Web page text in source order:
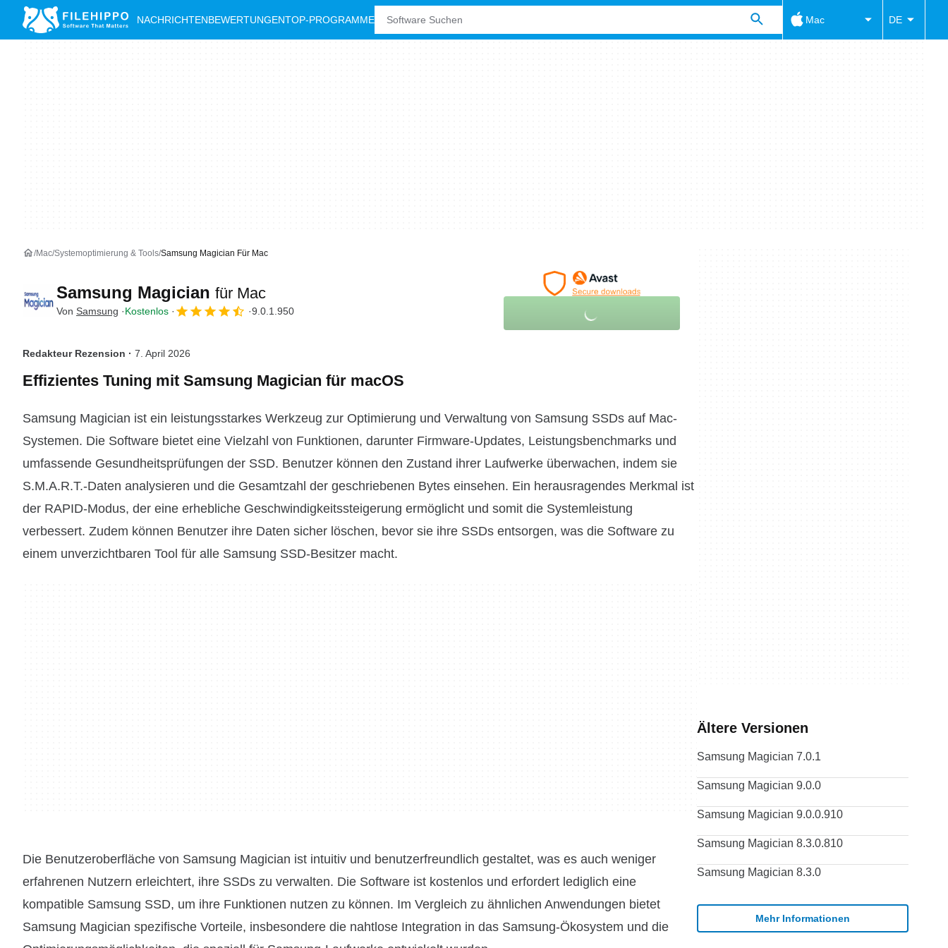
NACHRICHTENBEWERTUNGENTOP-PROGRAMME Mac DE
Mac Systemoptimierung & Tools Samsung Magician Für Mac
Samsung Magician für Mac
Von Samsung Kostenlos 9.0.1.950
Redakteur Rezension · 7. April 2026
Effizientes Tuning mit Samsung Magician für macOS
Samsung Magician ist ein leistungsstarkes Werkzeug zur Optimierung und Verwaltung von Samsung SSDs auf Mac-
Systemen. Die Software bietet eine Vielzahl von Funktionen, darunter Firmware-Updates, Leistungsbenchmarks und
umfassende Gesundheitsprüfungen der SSD. Benutzer können den Zustand ihrer Laufwerke überwachen, indem sie
S.M.A.R.T.-Daten analysieren und die Gesamtzahl der geschriebenen Bytes einsehen. Ein herausragendes Merkmal ist
der RAPID-Modus, der eine erhebliche Geschwindigkeitssteigerung ermöglicht und somit die Systemleistung
verbessert. Zudem können Benutzer ihre Daten sicher löschen, bevor sie ihre SSDs entsorgen, was die Software zu
einem unverzichtbaren Tool für alle Samsung SSD-Besitzer macht.
Die Benutzeroberfläche von Samsung Magician ist intuitiv und benutzerfreundlich gestaltet, was es auch weniger
erfahrenen Nutzern erleichtert, ihre SSDs zu verwalten. Die Software ist kostenlos und erfordert lediglich eine
kompatible Samsung SSD, um ihre Funktionen nutzen zu können. Im Vergleich zu ähnlichen Anwendungen bietet
Samsung Magician spezifische Vorteile, insbesondere die nahtlose Integration in das Samsung-Ökosystem und die
Ältere Versionen
Samsung Magician 7.0.1
Samsung Magician 9.0.0
Samsung Magician 9.0.0.910
Samsung Magician 8.3.0.810
Samsung Magician 8.3.0
Mehr Informationen